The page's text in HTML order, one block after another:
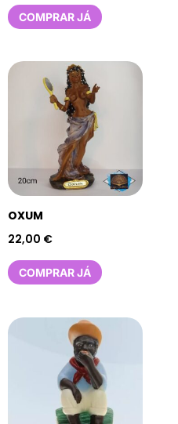
COMPRAR JÁ
OXUM
22,00 €
COMPRAR JÁ